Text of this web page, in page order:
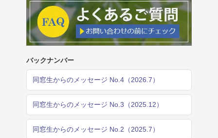
バックナンバー
同窓生からのメッセージ No.4（2026.7）
同窓生からのメッセージ No.3（2025.12）
同窓生からのメッセージ No.2（2025.7）